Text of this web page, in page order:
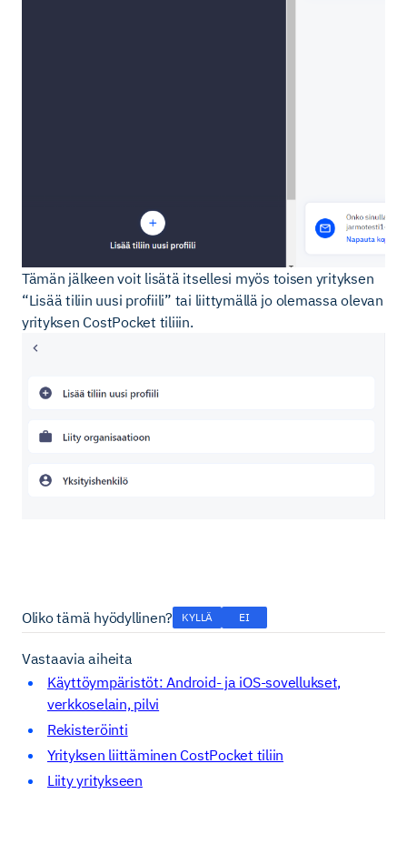
Tämän jälkeen voit lisätä itsellesi myös toisen yrityksen
“Lisää tiliin uusi profiili” tai liittymällä jo olemassa olevan
yrityksen CostPocket tiliiin.
Oliko tämä hyödyllinen? KYLLÄ EI
Vastaavia aiheita
Käyttöympäristöt: Android- ja iOS-sovellukset,
verkkoselain, pilvi
Rekisteröinti
Yrityksen liittäminen CostPocket tiliin
Liity yritykseen